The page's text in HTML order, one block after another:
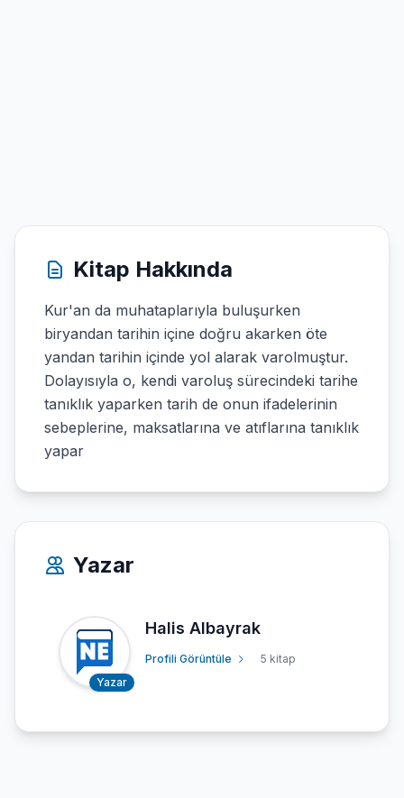
Kitap Hakkında
Kur'an da muhataplarıyla buluşurken
biryandan tarihin içine doğru akarken öte
yandan tarihin içinde yol alarak varolmuştur.
Dolayısıyla o, kendi varoluş sürecindeki tarihe
tanıklık yaparken tarih de onun ifadelerinin
sebeplerine, maksatlarına ve atıflarına tanıklık
yapar
Yazar
Yazar
Halis Albayrak
Profili Görüntüle 5 kitap